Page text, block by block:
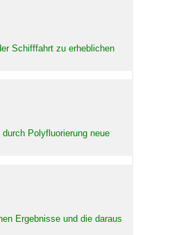
Schifffahrt zu erheblichen
Polyfluorierung neue
Ergebnisse und die daraus